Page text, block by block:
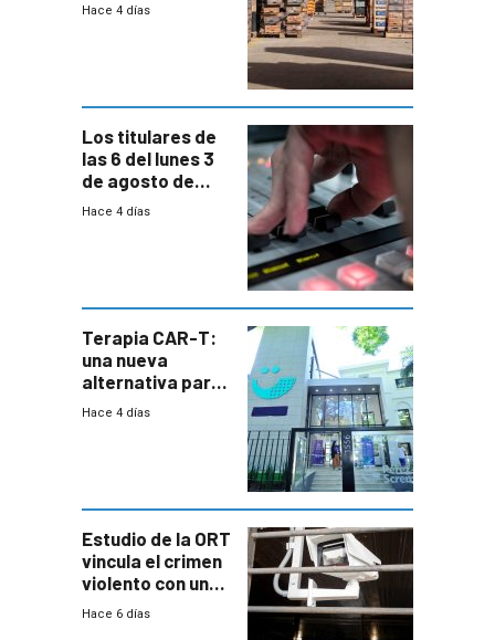
Hace 4 días
Los titulares de
las 6 del lunes 3
de agosto de
2026
Hace 4 días
Terapia CAR-T:
una nueva
alternativa para
niños y
Hace 4 días
Estudio de la ORT
vincula el crimen
violento con una
menor creación
Hace 6 días